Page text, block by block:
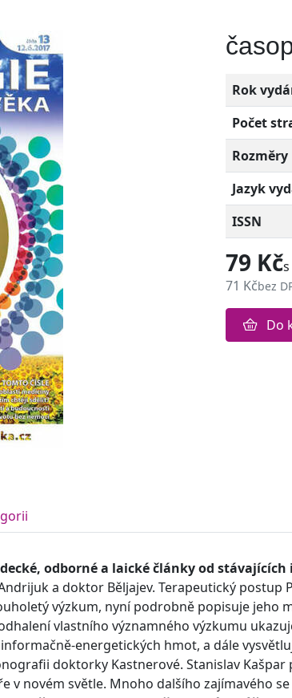
Rok
Počet
Rozměry
Jazyk
ISSN
79 Kč
71 Kčbez
Do
odborné a laické články od
a doktor Běljajev. Terapeutický postup
výzkum, nyní podrobně popisuje jeho
vlastního významného výzkumu
energetických hmot, a dále
doktorky Kastnerové. Stanislav
v novém světle. Mnoho dalšího zajímavého